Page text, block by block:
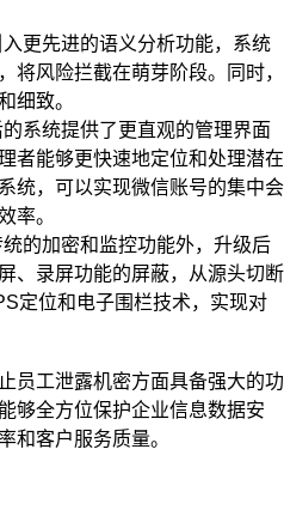
更先进的语义分析功能，系统
将风险拦截在萌芽阶段。同时，
细致。
系统提供了更直观的管理界面
者能够更快速地定位和处理潜在
统，可以实现微信账号的集中会
率。
的加密和监控功能外，升级后
、录屏功能的屏蔽，从源头切断
定位和电子围栏技术，实现对
员工泄露机密方面具备强大的功
够全方位保护企业信息数据安
和客户服务质量。